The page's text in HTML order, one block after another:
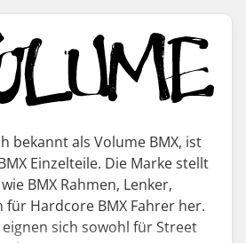
bekannt als Volume BMX, ist
Einzelteile. Die Marke stellt
BMX Rahmen, Lenker,
für Hardcore BMX Fahrer her.
eignen sich sowohl für Street